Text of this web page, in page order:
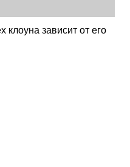
зависит от его